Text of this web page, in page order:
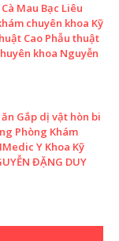
Mau Bạc Liêu
chuyên khoa Kỹ
Cao Phẫu thuật
khoa Nguyễn
Gắp dị vật hòn bi
Phòng Khám
Y Khoa Kỹ
ĐẶNG DUY